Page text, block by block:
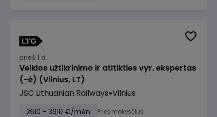
prieš 1 d.
Veiklos užtikrinimo ir atitikties vyr. ekspertas
(-ė) (Vilnius, LT)
JSC Lithuanian Railways Vilnius
2610 - 3910 €/mėn. Prieš mokesčius